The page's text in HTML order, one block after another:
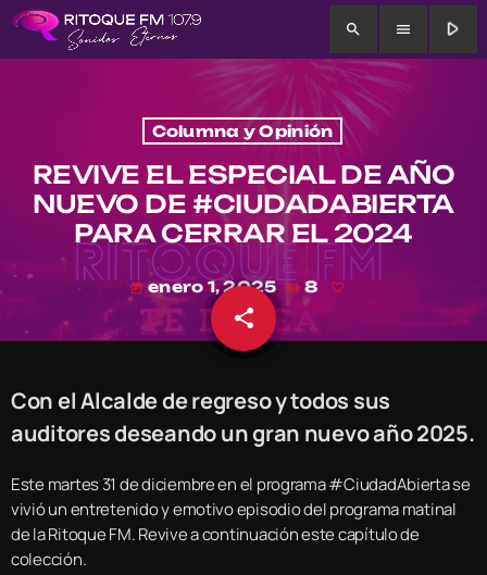
search menu play_arrow
Columna y Opinión
REVIVE EL ESPECIAL DE AÑO
NUEVO DE #CIUDADABIERTA
PARA CERRAR EL 2024
today enero 1, 2025 8
share
email
Con el Alcalde de regreso y todos sus
auditores deseando un gran nuevo año 2025.
Este martes 31 de diciembre en el programa #CiudadAbierta se
vivió un entretenido y emotivo episodio del programa matinal
de la Ritoque FM. Revive a continuación este capítulo de
colección.